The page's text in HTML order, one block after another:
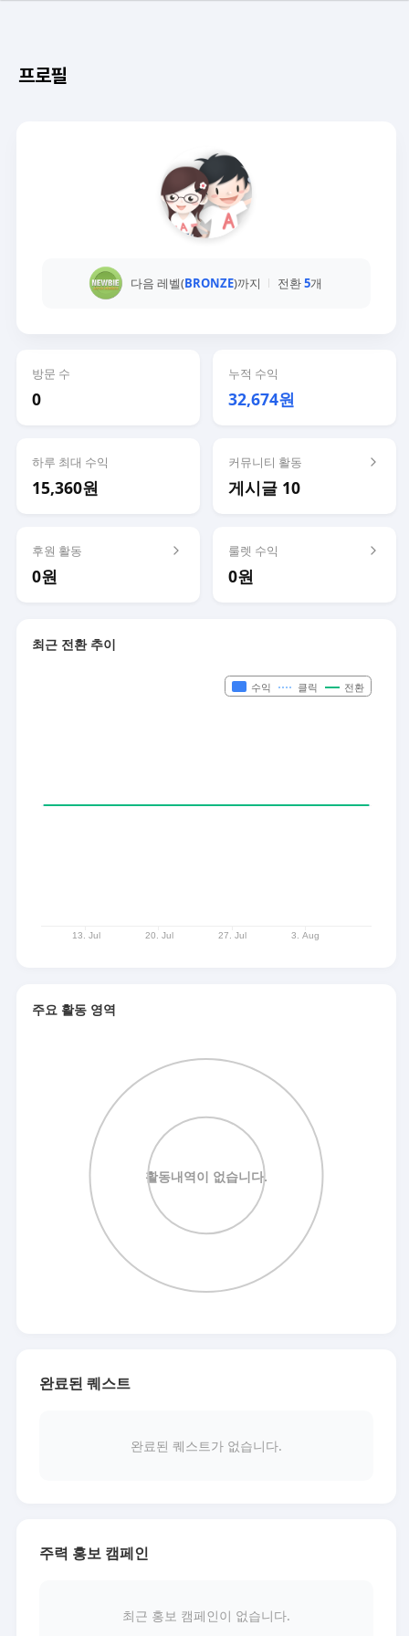
프로필
다음 레벨(BRONZE)까지 전환5개
방문 수
0
누적 수익
32,674원
하루 최대 수익
15,360원
커뮤니티 활동
게시글 10
후원 활동
0원
룰렛 수익
0원
최근 전환 추이
주요 활동 영역
완료된 퀘스트
완료된 퀘스트가 없습니다.
주력 홍보 캠페인
최근 홍보 캠페인이 없습니다.